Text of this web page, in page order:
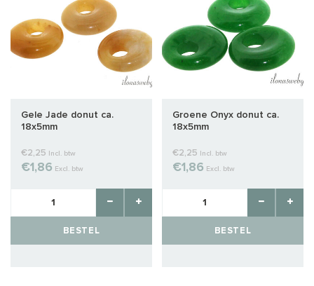
Gele Jade donut ca.
18x5mm
€2,25 Incl. btw
€1,86 Excl. btw
BESTEL
Groene Onyx donut ca.
18x5mm
€2,25 Incl. btw
€1,86 Excl. btw
BESTEL